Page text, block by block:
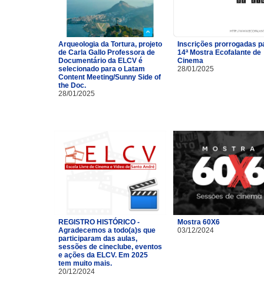
Arqueologia da Tortura, projeto
de Carla Gallo Professora de
Documentário da ELCV é
selecionado para o Latam
Content Meeting/Sunny Side of
the Doc.
28/01/2025
Inscrições prorrogadas
14ª Mostra Ecofalante de
Cinema
28/01/2025
REGISTRO HISTÓRICO -
Agradecemos a todo(a)s que
participaram das aulas,
sessões de cineclube, eventos
e ações da ELCV. Em 2025
tem muito mais.
20/12/2024
Mostra 60X6
03/12/2024